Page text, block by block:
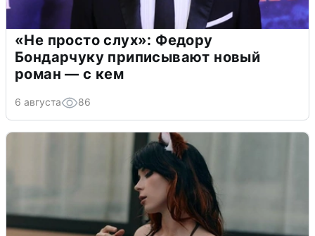
«Не просто слух»: Федору
Бондарчуку приписывают новый
роман — с кем
6 августа 86